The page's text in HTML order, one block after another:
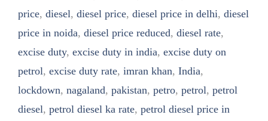
price, diesel, diesel price, diesel price in delhi, diesel
price in noida, diesel price reduced, diesel rate,
excise duty, excise duty in india, excise duty on
petrol, excise duty rate, imran khan, India,
lockdown, nagaland, pakistan, petro, petrol, petrol
diesel, petrol diesel ka rate, petrol diesel price in